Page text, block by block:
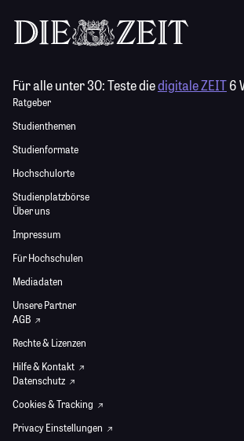
Für alle unter 30:Teste diedigitale ZEIT6
Ratgeber
Studienthemen
Studienformate
Hochschulorte
Studienplatzbörse
Über uns
Impressum
Für Hochschulen
Mediadaten
Unsere Partner
AGB
Rechte & Lizenzen
Hilfe & Kontakt
Datenschutz
Cookies & Tracking
Privacy Einstellungen